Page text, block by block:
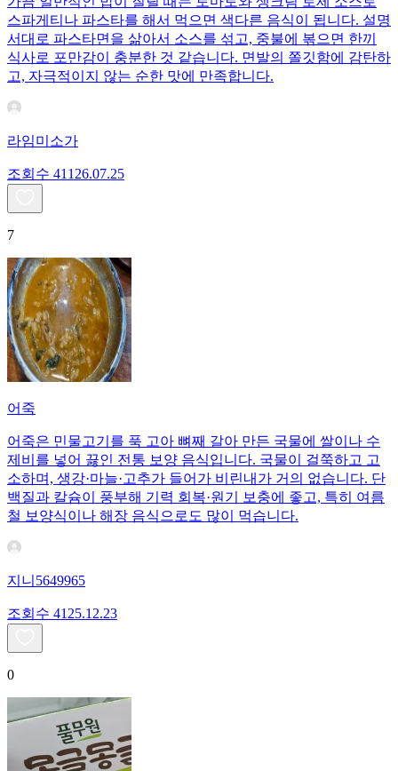
스파게티나 파스타를 해서 먹으면 색다른 음식이 됩니다. 설명
서대로 파스타면을 삶아서 소스를 섞고, 중불에 볶으면 한끼
식사로 포만감이 충분한 것 같습니다. 면발의 쫄깃함에 감탄하
고, 자극적이지 않는 순한 맛에 만족합니다.
라임미소가
조회수 411 26.07.25
7
어죽
어죽은 민물고기를 푹 고아 뼈째 갈아 만든 국물에 쌀이나 수
제비를 넣어 끓인 전통 보양 음식입니다. 국물이 걸쭉하고 고
소하며, 생강·마늘·고추가 들어가 비린내가 거의 없습니다. 단
백질과 칼슘이 풍부해 기력 회복·원기 보충에 좋고, 특히 여름
철 보양식이나 해장 음식으로도 많이 먹습니다.
지니5649965
조회수 41 25.12.23
0